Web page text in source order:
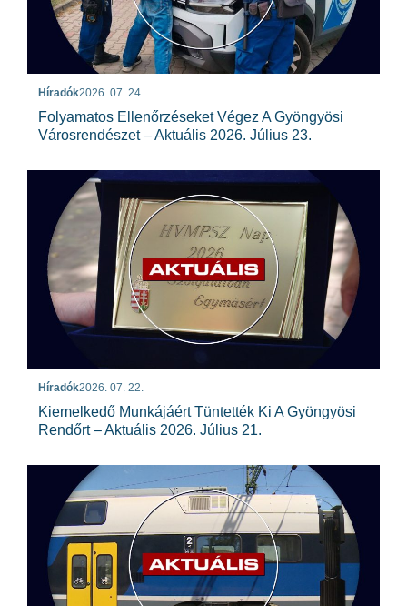
Híradók2026. 07. 24.
Folyamatos Ellenőrzéseket Végez A Gyöngyösi
Városrendészet – Aktuális 2026. Július 23.
Híradók2026. 07. 22.
Kiemelkedő Munkájáért Tüntették Ki A Gyöngyösi
Rendőrt – Aktuális 2026. Július 21.